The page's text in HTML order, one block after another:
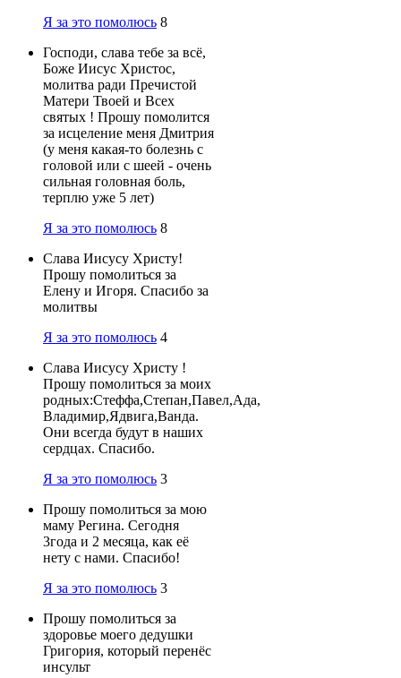
Я за это помолюсь 8
Господи, слава тебе за всё,
Боже Иисус Христос,
молитва ради Пречистой
Матери Твоей и Всех
святых ! Прошу помолится
за исцеление меня Дмитрия
(у меня какая-то болезнь с
головой или с шеей - очень
сильная головная боль,
терплю уже 5 лет)
Я за это помолюсь 8
Слава Иисусу Христу!
Прошу помолиться за
Елену и Игоря. Спасибо за
молитвы
Я за это помолюсь 4
Слава Иисусу Христу !
Прошу помолиться за моих
родных:Стеффа,Степан,Павел,Ада,
Владимир,Ядвига,Ванда.
Они всегда будут в наших
сердцах. Спасибо.
Я за это помолюсь 3
Прошу помолиться за мою
маму Регина. Сегодня
3года и 2 месяца, как её
нету с нами. Спасибо!
Я за это помолюсь 3
Прошу помолиться за
здоровье моего дедушки
Григория, который перенёс
инсульт